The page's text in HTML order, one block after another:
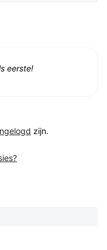
eerste!
zijn.